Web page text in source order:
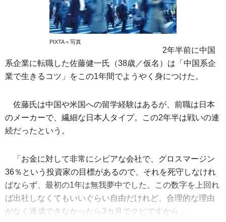
PIXTA＝写真
2年半前に中国
系企業に転職した佐藤健一氏（38歳／仮名）は「中国系企
業で生きるコツ」をこの1年間でようやく身につけた。
佐藤氏は中国や米国への留学経験はあるが、前職は日本
のメーカーで、繊細な日本人タイプ。この2年半は戦いの連
続だったという。
「お金に対して非常にシビアな会社で、グロスマージン
36％という投資家の目標があるので、それを死守しなけれ
ばならず、最初の1年は無我夢中でした。この数字を上回れ
ば出社しなくてもいいぐらい自由だけれど、合理的な理由
がなく達成できなかったら3カ月でクビですから」